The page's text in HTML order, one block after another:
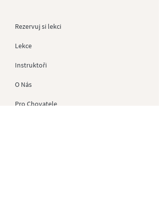
Rezervuj si lekci
Lekce
Instruktoři
O Nás
Pro Chovatele